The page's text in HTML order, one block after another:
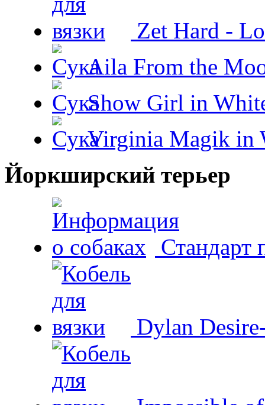
Zet Hard -
Aila From the
Show Girl in
Virginia Magik in
Йоркширский терьер
Dylan